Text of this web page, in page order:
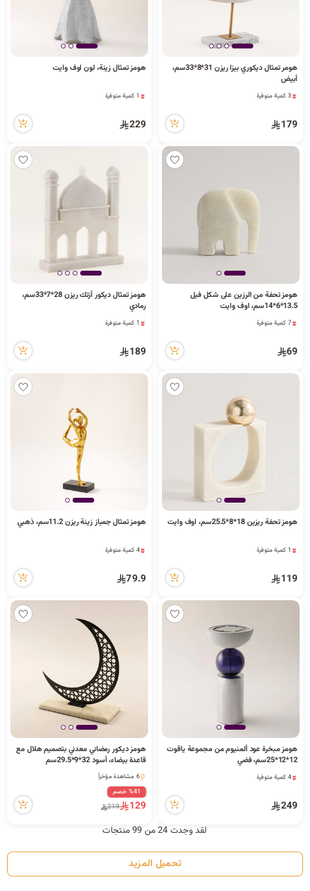
هومر تمثال ديكوري بيزا ريزن 31*8*33سم،
أبيض
3 كمية متوفرة
3 كمية متوفرة
179
هومز تمثال زينة، لون اوف وايت
1 كمية متوفرة
1 كمية متوفرة
229
هومز تحفة من الرزين على شكل فيل
13.5*6*14سم، اوف وايت
7 كمية متوفرة
5 مشاهدة مؤخراً
7 كمية متوفرة
69
هومز تمثال ديكور أزتك ريزن 28*7*33سم،
رمادي
1 كمية متوفرة
3 مشاهدة مؤخراً
1 كمية متوفرة
189
هومز تحفة ريزين 18*8*25.5سم، اوف وايت
1 كمية متوفرة
1 كمية متوفرة
119
هومز تمثال جمباز زينة ريزن 11.2سم، ذهبي
4 كمية متوفرة
4 كمية متوفرة
79.9
هومز مبخرة عود ألمنيوم من مجموعة ياقوت
12*12*25سم، فضي
4 كمية متوفرة
10 مشاهدة مؤخراً
4 كمية متوفرة
249
هومز ديكور رمضاني معدني بتصميم هلال مع
قاعدة بيضاء، أسود 32*9*29.5سم
6 مشاهدة مؤخراً
6 مشاهدة مؤخراً%41 خصم
129
219
لقد وجدت 24 من 99 منتجات
تحميل المزيد